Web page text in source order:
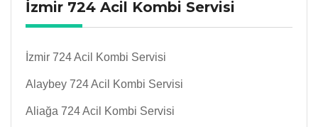
İzmir 724 Acil Kombi Servisi
İzmir 724 Acil Kombi Servisi
Alaybey 724 Acil Kombi Servisi
Aliağa 724 Acil Kombi Servisi